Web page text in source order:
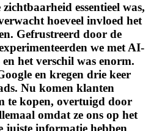
essentieel was,
hoeveel invloed het
Gefrustreerd door de
we met AI-
het verschil was enorm.
en kregen drie keer
Nu komen klanten
te kopen, overtuigd door
omdat ze ons op het
juiste informatie hebben